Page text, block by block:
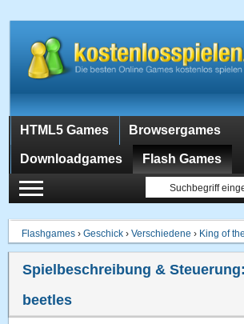
HTML5 Games Browsergames
Downloadgames Flash Games
Flashgames ›Geschick ›Verschiedene › King of
Spielbeschreibung & Steuerung:
beetles